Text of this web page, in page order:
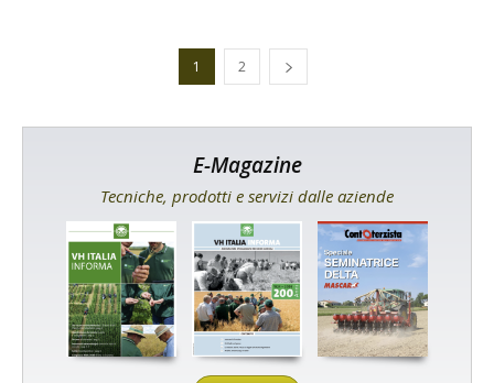
1 2
E-Magazine
Tecniche, prodotti e servizi dalle aziende